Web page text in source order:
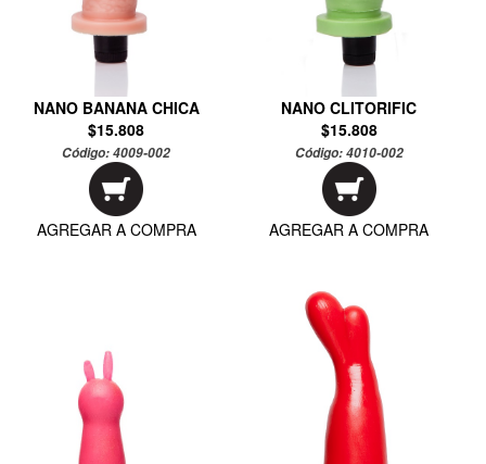
NANO BANANA CHICA
$15.808
Código:4009-002
AGREGAR A COMPRA
NANO CLITORIFIC
$15.808
Código:4010-002
AGREGAR A COMPRA